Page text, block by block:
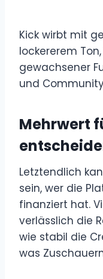
Kick wirbt mit
lockererem
gewachsener
und
Mehrwert
Letztendlich
sein, wer die
finanziert hat.
verlässlich die
wie stabil die
was